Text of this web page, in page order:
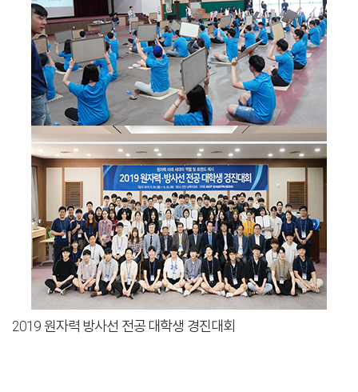
2019 원자력 방사선 전공 대학생 경진대회